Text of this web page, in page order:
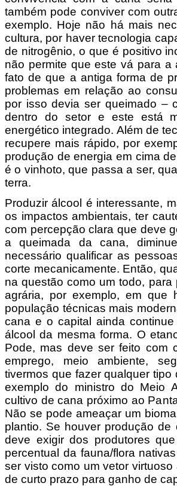
também pode conviver com
exemplo. Hoje não há mais
cultura, por haver tecnologia
de nitrogênio, o que é positivo
não permite que este vá para a
fato de que a antiga forma de
problemas em relação ao
por isso devia ser queimado –
dentro do setor e este está
energético integrado. Além de
recupere mais rápido, por
produção de energia em cima
é o vinhoto, que passa a ser,
terra.
Produzir álcool é interessante,
os impactos ambientais, ter
com percepção clara que deve
a queimada da cana,
necessário qualificar as
corte mecanicamente. Então,
na questão como um todo,
agrária, por exemplo, em
população técnicas mais
cana e o capital ainda
álcool da mesma forma. O
Pode, mas deve ser feito com
emprego, meio ambiente,
tivermos que fazer qualquer
exemplo do ministro do Meio
cultivo de cana próximo ao
Não se pode ameaçar um
plantio. Se houver produção
deve exigir dos produtores
percentual da fauna/flora
ser visto como um vetor
de curto prazo para ganho de